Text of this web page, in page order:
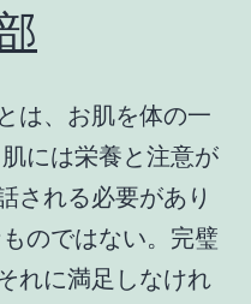
は、お肌を体の一
には栄養と注意が
される必要があり
のではない。完璧
れに満足しなけれ